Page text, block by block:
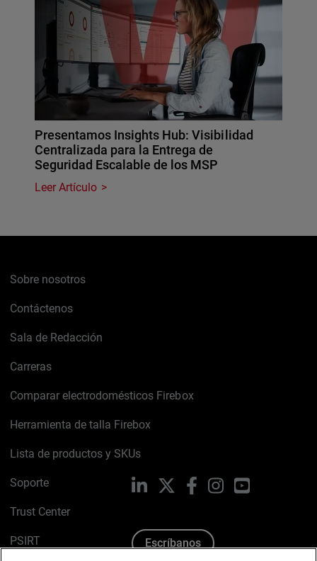
Presentamos Insights Hub: Visibilidad
Centralizada para la Entrega de
Seguridad Escalable de los MSP
Leer Artículo
Sobre nosotros
Contáctenos
Sala de Redacción
Carreras
Comparar electrodomésticos Firebox
Herramienta de talla Firebox
Lista de productos y SKUs
Soporte
Trust Center
PSIRT
LinkedIn FacebookInstagramYouTube
Escríbanos